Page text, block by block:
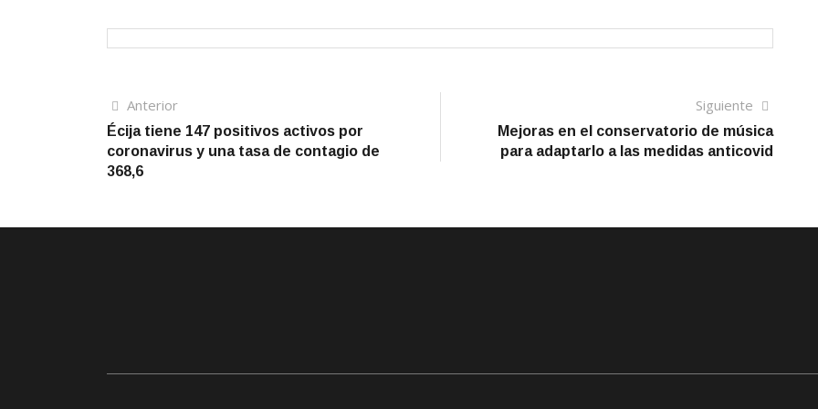
Navegación
de
entradas
AnteriorArtículo
anterior
Écija tiene 147 positivos activos por
coronavirus y una tasa de contagio de
368,6
Siguiente
artículo
Mejoras en el conservatorio de música
para adaptarlo a las medidas anticovid